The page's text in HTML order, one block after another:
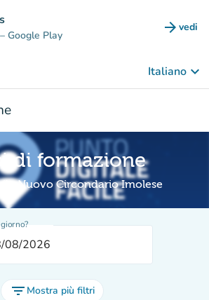
– Google Play arrow_forward vedi
Italiano keyboard_arrow_down
di formazione
Nuovo Circondario Imolese
filter_list Mostra più filtri